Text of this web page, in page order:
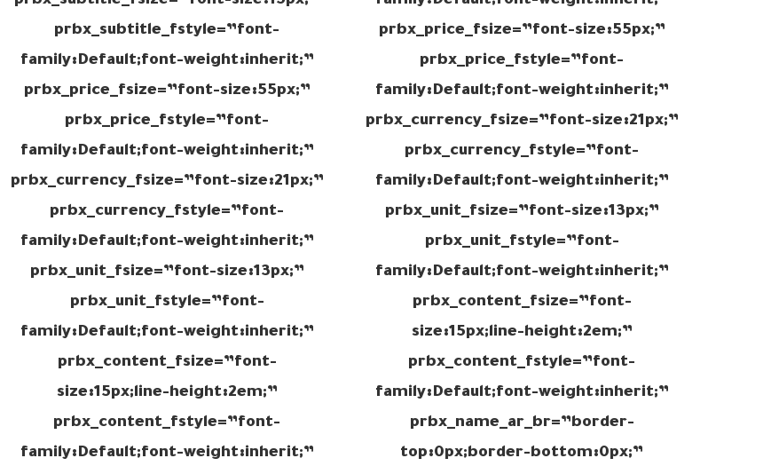
prbx_subtitle_fstyle=”font-
family:Default;font-weight:inherit;”
prbx_price_fsize=”font-size:55px;”
prbx_price_fstyle=”font-
family:Default;font-weight:inherit;”
prbx_currency_fsize=”font-size:21px;”
prbx_currency_fstyle=”font-
family:Default;font-weight:inherit;”
prbx_unit_fsize=”font-size:13px;”
prbx_unit_fstyle=”font-
family:Default;font-weight:inherit;”
prbx_content_fsize=”font-
size:15px;line-height:2em;”
prbx_content_fstyle=”font-
family:Default;font-weight:inherit;”
prbx_price_fsize=”font-size:55px;”
prbx_price_fstyle=”font-
family:Default;font-weight:inherit;”
prbx_currency_fsize=”font-size:21px;”
prbx_currency_fstyle=”font-
family:Default;font-weight:inherit;”
prbx_unit_fsize=”font-size:13px;”
prbx_unit_fstyle=”font-
family:Default;font-weight:inherit;”
prbx_content_fsize=”font-
size:15px;line-height:2em;”
prbx_content_fstyle=”font-
family:Default;font-weight:inherit;”
prbx_name_ar_br=”border-
top:0px;border-bottom:0px;”